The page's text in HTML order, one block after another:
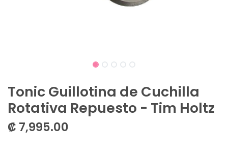
Tonic Guillotina de Cuchilla
Rotativa Repuesto - Tim Holtz
₡ 7,995.00